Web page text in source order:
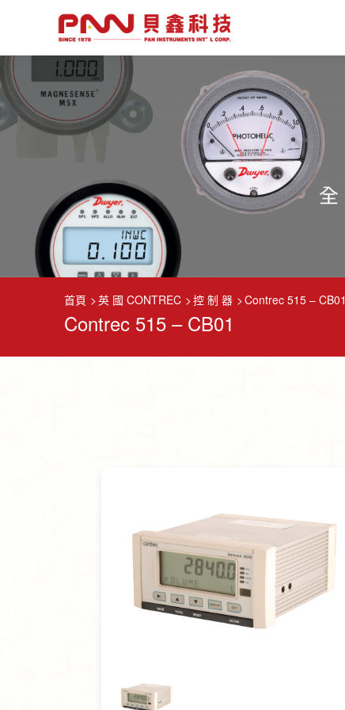
首頁 英 國 CONTREC 控 制 器 Contrec 515 – CB01
Contrec 515 – CB01